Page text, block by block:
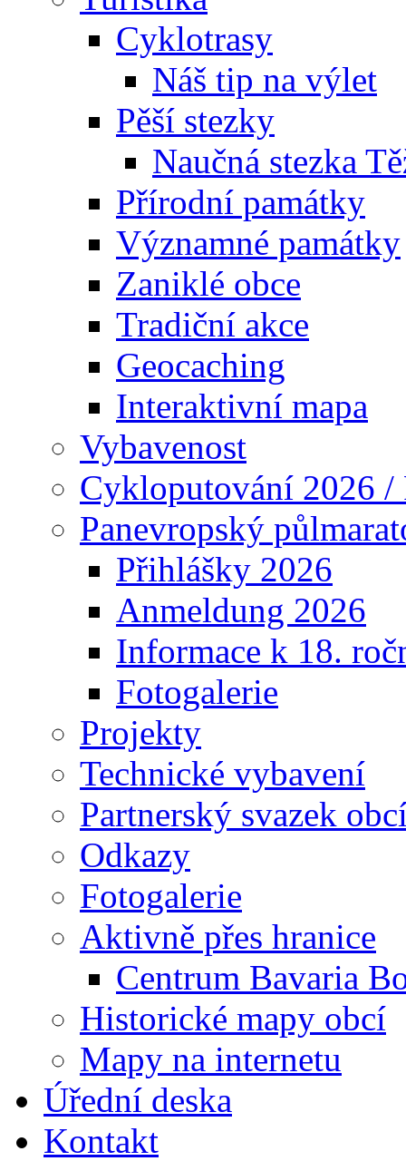
Cyklotrasy
Náš tip na výlet
Pěší stezky
Naučná stezka
Přírodní památky
Významné památky
Zaniklé obce
Tradiční akce
Geocaching
Interaktivní mapa
Vybavenost
Cykloputování 2026 /
Panevropský
Přihlášky 2026
Anmeldung 2026
Informace k 18.
Fotogalerie
Projekty
Technické vybavení
Partnerský svazek
Odkazy
Fotogalerie
Aktivně přes hranice
Centrum Bavaria
Historické mapy obcí
Mapy na internetu
Úřední deska
Kontakt